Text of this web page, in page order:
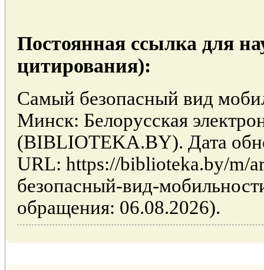
Постоянная ссылка для
цитирования):
Самый безопасный вид
Минск: Белорусская
(BIBLIOTEKA.BY). Дата
URL: https://biblioteka.by/m/
безопасный-вид-
обращения: 06.08.2026).